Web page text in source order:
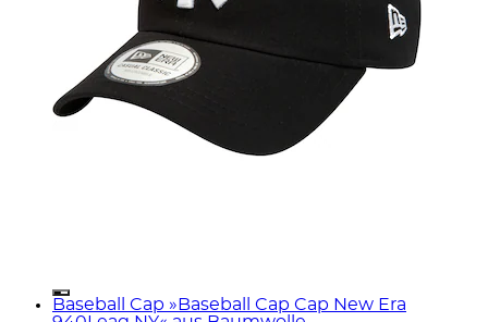
Baseball Cap »Baseball Cap Cap New Era